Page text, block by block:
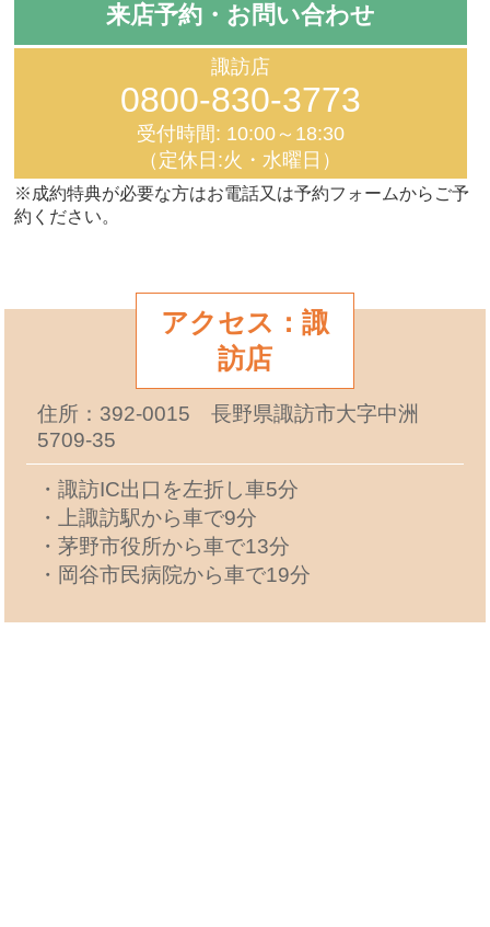
来店予約・お問い合わせ
諏訪店
0800-830-3773
受付時間: 10:00～18:30
（定休日:火・水曜日）
※成約特典が必要な方はお電話又は予約フォームからご予
約ください。
アクセス：諏
訪店
住所：392-0015 長野県諏訪市大字中洲
5709-35
・諏訪IC出口を左折し車5分
・上諏訪駅から車で9分
・茅野市役所から車で13分
・岡谷市民病院から車で19分